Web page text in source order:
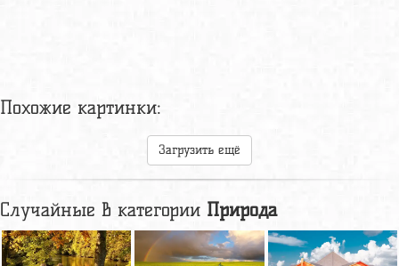
Похожие картинки:
Загрузить ещё
Случайные в категории Природа